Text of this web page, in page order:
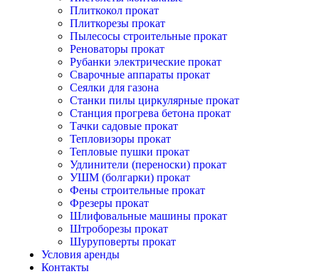
Плиткокол прокат
Плиткорезы прокат
Пылесосы строительные прокат
Реноваторы прокат
Рубанки электрические прокат
Сварочные аппараты прокат
Сеялки для газона
Станки пилы циркулярные прокат
Станция прогрева бетона прокат
Тачки садовые прокат
Тепловизоры прокат
Тепловые пушки прокат
Удлинители (переноски) прокат
УШМ (болгарки) прокат
Фены строительные прокат
Фрезеры прокат
Шлифовальные машины прокат
Штроборезы прокат
Шуруповерты прокат
Условия аренды
Контакты